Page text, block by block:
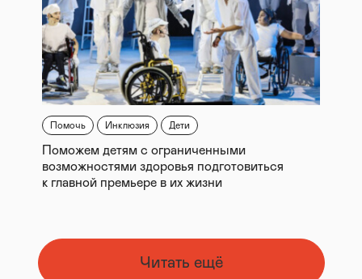
Помочь Инклюзия Дети
Поможем детям с ограниченными
возможностями здоровья подготовиться
к главной премьере в их жизни
Читать ещё